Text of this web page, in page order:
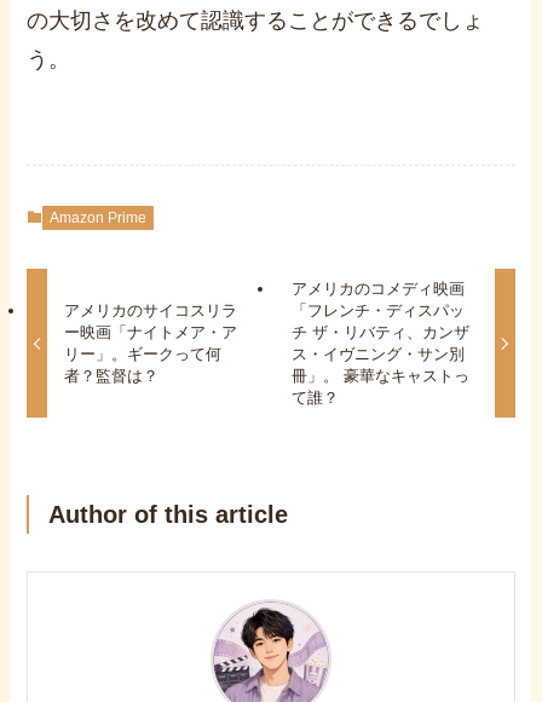
の大切さを改めて認識することができるでしょ
う。
Amazon Prime
アメリカのサイコスリラ
ー映画「ナイトメア・ア
リー」。ギークって何
者？監督は？
アメリカのコメディ映画
「フレンチ・ディスパッ
チ ザ・リバティ、カンザ
ス・イヴニング・サン別
冊」。 豪華なキャストっ
て誰？
Author of this article